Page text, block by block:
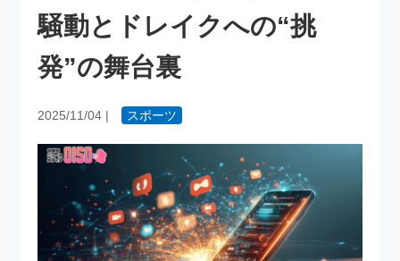
騒動とドレイクへの“挑
発”の舞台裏
2025/11/04 | スポーツ